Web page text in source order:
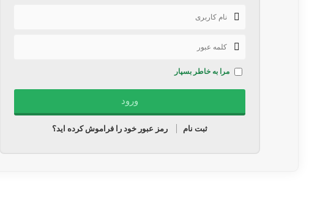
مرا به خاطر بسپار
ثبت نام رمز عبور خود را فراموش کرده اید؟